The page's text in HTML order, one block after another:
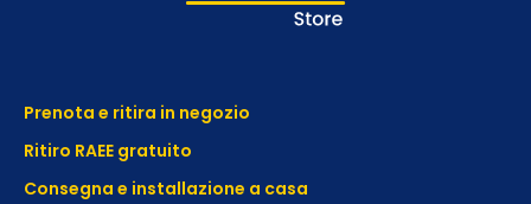
Prenota e ritira in negozio
Ritiro RAEE gratuito
Consegna e installazione a casa